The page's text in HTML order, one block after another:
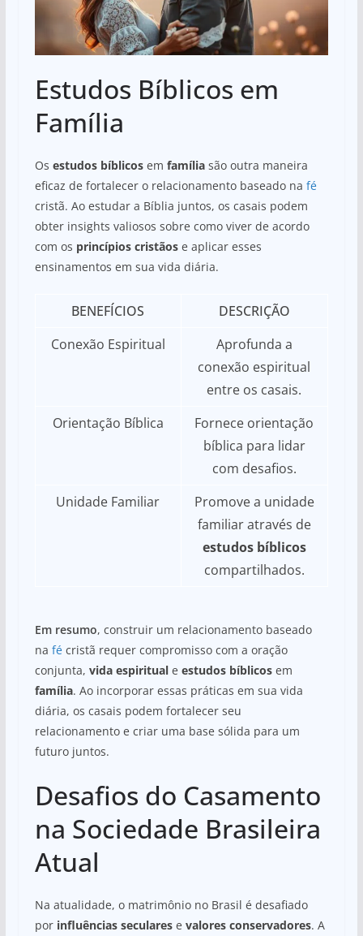
Estudos Bíblicos em
Família
Os estudos bíblicosem famíliasão outra maneira
eficaz de fortalecer o relacionamento baseado na fé
cristã. Ao estudar a Bíblia juntos, os casais podem
obter insights valiosos sobre como viver de acordo
com os princípios cristãose aplicar esses
ensinamentos em sua vida diária.
BENEFÍCIOS
DESCRIÇÃO
Conexão Espiritual
Aprofunda a
conexão espiritual
entre os casais.
Orientação Bíblica
Fornece orientação
bíblica para lidar
com desafios.
Unidade Familiar
Promove a unidade
familiar através de
estudos bíblicos
compartilhados.
Em resumo, construir um relacionamento baseado
na fécristã requer compromisso com a oração
conjunta, vida espirituale estudos bíblicosem
família. Ao incorporar essas práticas em sua vida
diária, os casais podem fortalecer seu
relacionamento e criar uma base sólida para um
futuro juntos.
Desafios do Casamento
na Sociedade Brasileira
Atual
Na atualidade, o matrimônio no Brasil é desafiado
por influências secularese valores conservadores. A